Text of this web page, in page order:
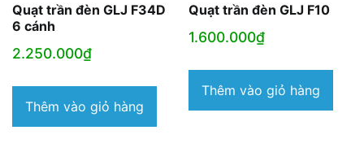
Quạt trần đèn GLJ F34D
6 cánh
2.250.000₫
Thêm vào giỏ hàng
Quạt trần đèn GLJ F10
1.600.000₫
Thêm vào giỏ hàng